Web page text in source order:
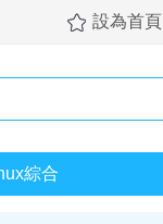
設為首頁
綜合